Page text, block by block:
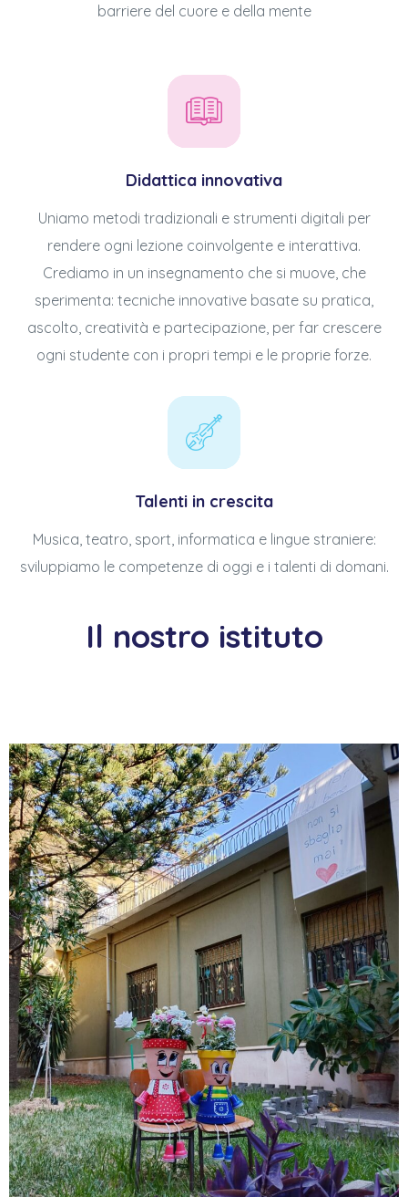
barriere del cuore e della mente
Didattica innovativa
Uniamo metodi tradizionali e strumenti digitali per
rendere ogni lezione coinvolgente e interattiva.
Crediamo in un insegnamento che si muove, che
sperimenta: tecniche innovative basate su pratica,
ascolto, creatività e partecipazione, per far crescere
ogni studente con i propri tempi e le proprie forze.
Talenti in crescita
Musica, teatro, sport, informatica e lingue straniere:
sviluppiamo le competenze di oggi e i talenti di domani.
Il nostro istituto